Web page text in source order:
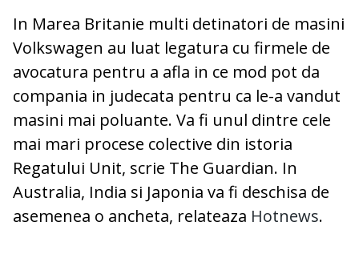
In Marea Britanie multi detinatori de masini
Volkswagen au luat legatura cu firmele de
avocatura pentru a afla in ce mod pot da
compania in judecata pentru ca le-a vandut
masini mai poluante. Va fi unul dintre cele
mai mari procese colective din istoria
Regatului Unit, scrie The Guardian. In
Australia, India si Japonia va fi deschisa de
asemenea o ancheta, relateaza Hotnews.